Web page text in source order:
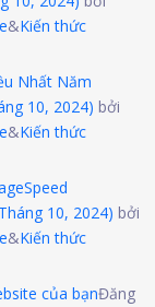
&Kiến thức
Nhất Năm
10, 2024) bởi
&Kiến thức
10, 2024) bởi
&Kiến thức
của bạnĐăng